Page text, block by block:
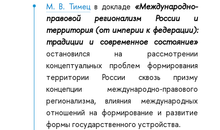
М. В. Тимец в докладе «Международно-
правовой регионализм России и
территория (от империи к федерации):
традиции и современное состояние»
остановился на рассмотрении
концептуальных проблем формирования
территории России сквозь призму
концепции международно-правового
регионализма, влияния международных
отношений на формирование и развитие
формы государственного устройства.